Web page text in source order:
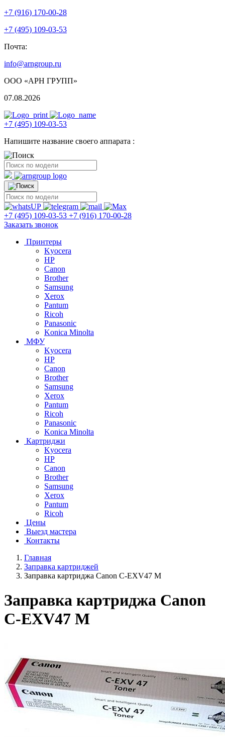
+7 (916) 170-00-28
+7 (495) 109-03-53
Почта:
info@arngroup.ru
ООО «АРН ГРУПП»
07.08.2026
+7 (495) 109-03-53
Напишите название своего аппарата :
+7 (495) 109-03-53 +7 (916) 170-00-28
Заказать звонок
Принтеры
Kyocera
HP
Canon
Brother
Samsung
Xerox
Pantum
Ricoh
Panasonic
Konica Minolta
МФУ
Kyocera
HP
Canon
Brother
Samsung
Xerox
Pantum
Ricoh
Panasonic
Konica Minolta
Картриджи
Kyocera
HP
Canon
Brother
Samsung
Xerox
Pantum
Ricoh
Цены
Выезд мастера
Контакты
Главная
Заправка картриджей
Заправка картриджа Canon C-EXV47 M
Заправка картриджа Canon
C-EXV47 M